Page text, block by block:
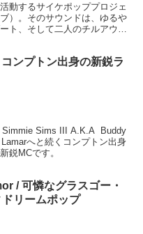
動するサイケポッププロジェ
）。そのサウンドは、ゆるや
ト、そして二人のチルアウト
みましょう。
ンプトン出身の新鋭ラ
Simmie Sims III A.K.A Buddy
へと続くコンプトン出身
鋭MCです。
/ 可憐なグラスゴー・
リームポップ